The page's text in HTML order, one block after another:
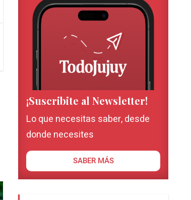
¡Suscribite al Newsletter!
Lo que necesitas saber, desde
donde necesites
SABER MÁS